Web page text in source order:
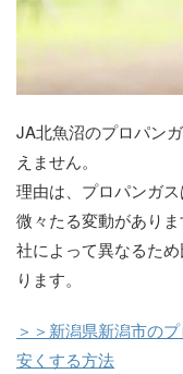
JA北魚沼のプロパン
えません。
理由は、プロパンガ
微々たる変動があり
社によって異なるた
ります。
＞＞新潟県新潟市の
安くする方法